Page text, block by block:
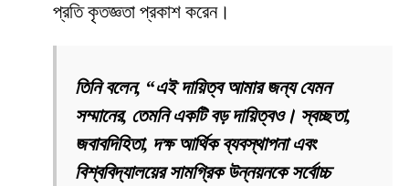
প্রতি কৃতজ্ঞতা প্রকাশ করেন।
তিনি বলেন, “এই দায়িত্ব আমার জন্য যেমন
সম্মানের, তেমনি একটি বড় দায়িত্বও। স্বচ্ছতা,
জবাবদিহিতা, দক্ষ আর্থিক ব্যবস্থাপনা এবং
বিশ্ববিদ্যালয়ের সামগ্রিক উন্নয়নকে সর্বোচ্চ